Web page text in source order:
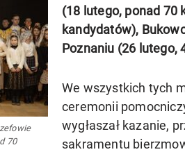
70
(18 lutego, ponad 70
kandydatów),
Poznaniu (26 lutego,
We wszystkich tych
ceremonii
wygłaszał kazanie,
sakramentu